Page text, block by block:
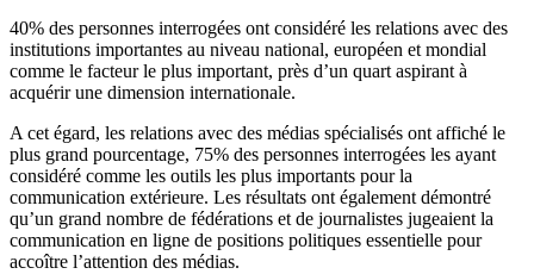
40% des personnes interrogées ont considéré les relations avec des
institutions importantes au niveau national, européen et mondial
comme le facteur le plus important, près d’un quart aspirant à
acquérir une dimension internationale.
A cet égard, les relations avec des médias spécialisés ont affiché le
plus grand pourcentage, 75% des personnes interrogées les ayant
considéré comme les outils les plus importants pour la
communication extérieure. Les résultats ont également démontré
qu’un grand nombre de fédérations et de journalistes jugeaient la
communication en ligne de positions politiques essentielle pour
accoître l’attention des médias.